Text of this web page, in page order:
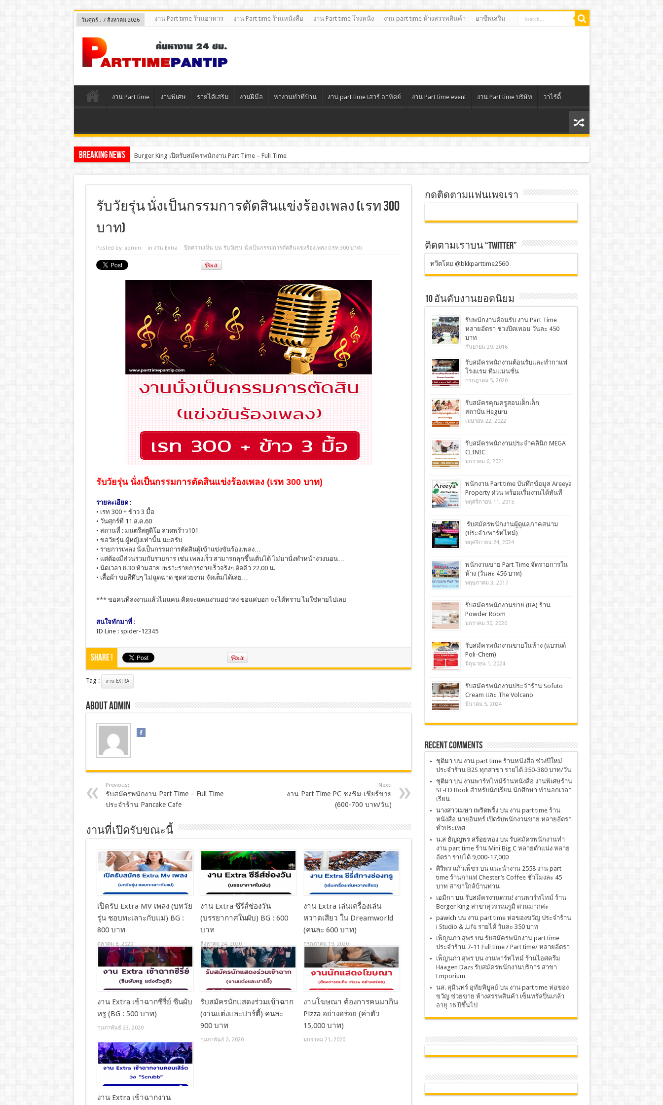
วันศุกร์ , 7 สิงหาคม 2026 งาน Part time ร้านอาหาร งาน Part time ร้านหนังสือ งาน Part time โรงหนัง งาน part time ห้างสรรพสินค้า อาชีพเสริม
งาน Part time งานพิเศษ รายได้เสริม งานฝีมือ หางานทําที่บ้าน งาน part time เสาร์ อาทิตย์ งาน Part time event งาน Part time บริษัท วาไร้ตี้
Breaking News Burger King เปิดรับสมัครพนักงาน Part Time – Full Time
รับวัยรุ่น นั่งเป็นกรรมการตัดสินแข่งร้องเพลง (เรท 300
บาท)
Posted by: admin in งาน Extra ปิดความเห็น บน รับวัยรุ่น นั่งเป็นกรรมการตัดสินแข่งร้องเพลง (เรท 300 บาท)
รับวัยรุ่น นั่งเป็นกรรมการตัดสินแข่งร้องเพลง (เรท 300 บาท)
รายละเอียด :
• เรท 300 + ข้าว 3 มื้อ
• วันศุกร์ที่ 11 ส.ค.60
• สถานที่ : มนตรีสตูดิโอ ลาดพร้าว101
• ขอวัยรุ่น ผู้หญิงเท่านั้น นะครับ
• รายการเพลง นั่งเป็นกรรมการตัดสินผู้เข้าแข่งขันร้องเพลง…
• แต่ต้องมีส่วนร่วมกับรายการ เช่น เพลงเร็ว สามารถลุกขึ้นเต้นได้ ไม่มานั่งทำหน้าง่วงนอน…
• นัดเวลา 8.30 ห้ามสาย เพราะรายการถ่ายเร็วจริงๆ ตัดคิว 22.00 น.
• เสื้อผ้า ขอสีทึบๆ ไม่ฉูดฉาด ชุดสวยงาม จัดเต็มได้เลย…
*** ขอคนที่ลงงานแล้วไม่แคน คิดจะแคนงานอย่าลง ขอแค่บอก จะได้ทราบ ไม่ใช่หายไปเลย
สนใจทักมาที่ :
ID Line : spider-12345
Share !
Tag : งาน EXTRA
About admin
Previous:
รับสมัครพนักงาน Part Time – Full Time
ประจำร้าน Pancake Cafe
Next:
งาน Part Time PC ชงชิม-เชียร์ขาย
(600-700 บาท/วัน)
งานที่เปิดรับขณะนี้
เปิดรับ Extra MV เพลง (บทวัย
รุ่น ชอบทะเลาะกับแม่) BG :
800 บาท
ตุลาคม 8, 2020
งาน Extra ซีรีส์ช่องวัน
(บรรยากาศในผับ) BG : 600
บาท
สิงหาคม 24, 2020
งาน Extra เล่นเครื่องเล่น
หวาดเสียว ใน Dreamworld
(คนละ 600 บาท)
กรกฎาคม 19, 2020
งาน Extra เข้าฉากซีรี่ย์ ซีนผับ
หรู (BG : 500 บาท)
กุมภาพันธ์ 23, 2020
รับสมัครนักแสดงร่วมเข้าฉาก
(งานแต่งและปาร์ตี้) คนละ
900 บาท
กุมภาพันธ์ 2, 2020
งานโฆษณา ต้องการคนมากิน
Pizza อย่างอร่อย (ค่าตัว
15,000 บาท)
มกราคม 21, 2020
งาน Extra เข้าฉากงาน
กดติดตามแฟนเพจเรา
ติดตามเราบน “TWITTER”
ทวีตโดย @bkkparttime2560
10 อันดับงานยอดนิยม
รับพนักงานต้อนรับ งาน Part Time
หลายอัตรา ช่วงปิดเทอม วันละ 450
บาท
กันยายน 29, 2016
รับสมัครพนักงานต้อนรับและทำกาแฟ
โรงแรม ทิมแมนชั่น
กรกฎาคม 5, 2020
รับสมัครคุณครูสอนเด็กเล็ก
สถาบัน Heguru
เมษายน 22, 2022
รับสมัครพนักงานประจำคลินิก MEGA
CLINIC
มกราคม 6, 2021
พนักงาน Part time บันทึกข้อมูล Areeya
Property ด่วน พร้อมเริ่มงานได้ทันที
พฤศจิกายน 11, 2015
รับสมัครพนักงานผู้ดูแลภาคสนาม
(ประจำ/พาร์ทไทม์)
พฤศจิกายน 24, 2024
พนักงานขาย Part Time จัดรายการใน
ห้าง (วันละ 456 บาท)
พฤษภาคม 3, 2017
รับสมัครพนักงานขาย (BA) ร้าน
Powder Room
มกราคม 30, 2020
รับสมัครพนักงานขายในห้าง (แบรนด์
Poli-Chem)
มิถุนายน 1, 2024
รับสมัครพนักงานประจำร้าน Sofuto
Cream และ The Volcano
มีนาคม 5, 2024
Recent Comments
ชุติมา บน งาน part time ร้านหนังสือ ช่วงปีใหม่
ประจำร้าน B2S ทุกสาขา รายได้ 350-380 บาท/วัน
ชุติมา บน งานพาร์ทไทม์ร้านหนังสือ งานพิเศษร้าน
SE-ED Book สำหรับนักเรียน นักศึกษา ทำนอกเวลา
เรียน
นางสาวเมษา เพริดพริ้งบน งาน part time ร้าน
หนังสือ นายอินทร์ เปิดรับพนักงานขาย หลายอัตรา
ทั่วประเทศ
น.ส ธัญญพร สร้อยทองบน รับสมัครพนักงานทำ
งาน part time ร้าน Mini Big C หลายตำแน่ง หลาย
อัตรา รายได้ 9,000-17,000
ศิริพร แก้วเพ็ชรบน เเนะนำงาน 2558 งาน part
time ร้านกาแฟ Chester’s Coffee ชั่วโมงละ 45
บาท สาขาใกล้บ้านท่าน
เอมิกา บน รับสมัครงานด่วน! งานพาร์ทไทม์ ร้าน
Berger King สาขาสุวรรณภูมิ ด่วนมากค่ะ
pawich บน งาน part time ห่อของขวัญ ประจำร้าน
i Studio & .Life รายได้ วันละ 350 บาท
เพ็ญนภา สุพรบน รับสมัครพนักงาน part time
ประจำร้าน 7-11 Full time / Part time/ หลายอัตรา
เพ็ญนภา สุพรบน งานพาร์ทไทม์ ร้านไอศครีม
Häagen Dazs รับสมัครพนักงานบริการ สาขา
Emporium
นส. สุมินทร์ อุทัยพิบูลย์ บน งาน part time ห่อของ
ขวัญ ช่วยขาย ห้างสรรพสินค้า เซ็นทรัลปิ่นเกล้า
อายุ 16 ปีขึ้นไป